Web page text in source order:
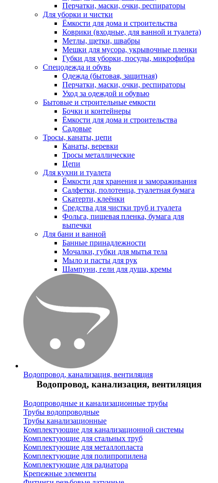
Перчатки, маски, очки, респираторы
Для уборки и чистки
Ёмкости для дома и строительства
Коврики (входные, для ванной и туалета)
Метлы, щетки, швабры
Мешки для мусора, укрывочные пленки
Губки для уборки, посуды, микрофибра
Спецодежда и обувь
Одежда (бытовая, защитная)
Перчатки, маски, очки, респираторы
Уход за одеждой и обувью
Бытовые и строительные емкости
Бочки и контейнеры
Ёмкости для дома и строительства
Садовые
Тросы, канаты, цепи
Канаты, веревки
Тросы металлические
Цепи
Для кухни и туалета
Ёмкости для хранения и замораживания
Салфетки, полотенца, туалетная бумага
Скатерти, клеёнки
Средства для чистки труб и туалета
Фольга, пищевая пленка, бумага для
выпечки
Для бани и ванной
Банные принадлежности
Мочалки, губки для мытья тела
Мыло и пасты для рук
Шампуни, гели для душа, кремы
Водопровод, канализация, вентиляция
Водопровод, канализация, вентиляция
Водопроводные и канализационные трубы
Трубы водопроводные
Трубы канализационные
Комплектующие для канализационной системы
Комплектующие для стальных труб
Комплектующие для металлопласта
Комплектующие для полипропилена
Комплектующие для радиатора
Крепежные элементы